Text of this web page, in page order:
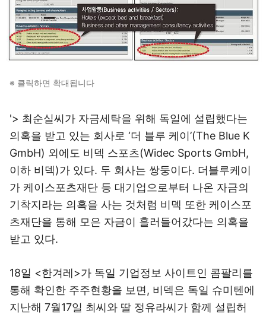
※ 클릭하면 확대됩니다
'> 최순실씨가 자금세탁을 위해 독일에 설립했다는
의혹을 받고 있는 회사로 ‘더 블루 케이’(The Blue K
GmbH) 외에도 비덱 스포츠(Widec Sports GmbH,
이하 비덱)가 있다. 두 회사는 쌍둥이다. 더블루케이
가 케이스포츠재단 등 대기업으로부터 나온 자금의
기착지라는 의혹을 사는 것처럼 비덱 또한 케이스포
츠재단을 통해 모은 자금이 흘러들어갔다는 의혹을
받고 있다.
18일 <한겨레>가 독일 기업정보 사이트인 콤팔리를
통해 확인한 주주현황을 보면, 비덱은 독일 슈미텐에
지난해 7월17일 최씨와 딸 정유라씨가 함께 설립허